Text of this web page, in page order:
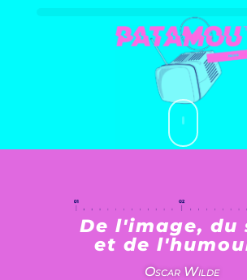
De l'image, du
et de
Oscar Wilde